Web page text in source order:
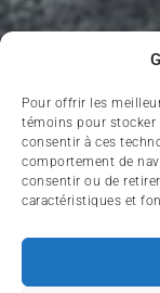
Pour offrir les
témoins pour stocker
consentir à ces
comportement de
consentir ou de
caractéristiques et